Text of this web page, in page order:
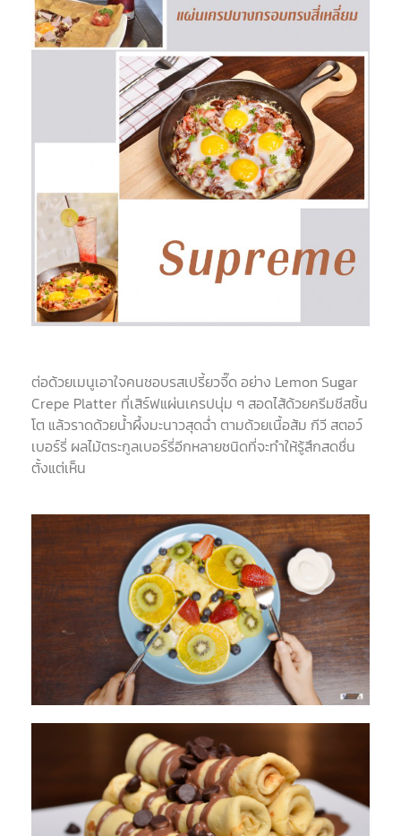
ต่อด้วยเมนูเอาใจคนชอบรสเปรี้ยวจี๊ด อย่าง Lemon Sugar
Crepe Platter ที่เสิร์ฟแผ่นเครปนุ่ม ๆ สอดไส้ด้วยครีมชีสชิ้น
โต แล้วราดด้วยน้ำผึ้งมะนาวสุดฉ่ำ ตามด้วยเนื้อส้ม กีวี สตอว์
เบอร์รี่ ผลไม้ตระกูลเบอร์รี่อีกหลายชนิดที่จะทำให้รู้สึกสดชื่น
ตั้งแต่เห็น